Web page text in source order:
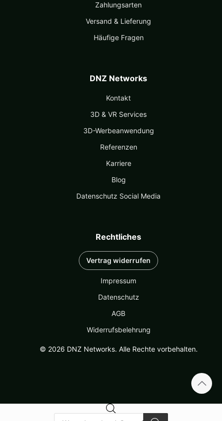
Zahlungsarten
Versand & Lieferung
Häufige Fragen
DNZ Networks
Kontakt
3D & VR Services
3D-Werbeanwendung
Referenzen
Karriere
Blog
Datenschutz Social Media
Rechtliches
Vertrag widerrufen
Impressum
Datenschutz
AGB
Widerrufsbelehrung
© 2026 DNZ Networks. Alle Rechte vorbehalten.
Products